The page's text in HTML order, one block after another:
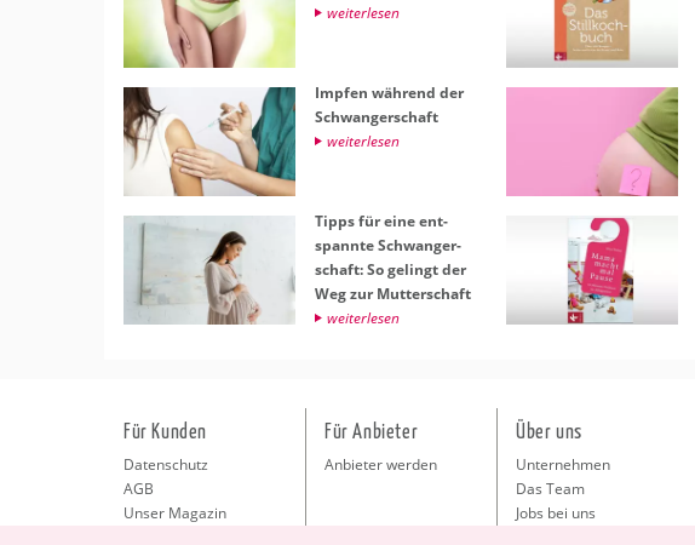
wei­ter­le­sen
Imp­fen wäh­rend der
Schwan­ger­schaft
wei­ter­le­sen
Tipps für eine ent­
spann­te Schwan­ger­
schaft: So ge­lingt der
Weg zur Mut­ter­schaft
wei­ter­le­sen
Für Kunden
Datenschutz
AGB
Unser Magazin
Für Anbieter
Anbieter werden
Über uns
Unternehmen
Das Team
Jobs bei uns